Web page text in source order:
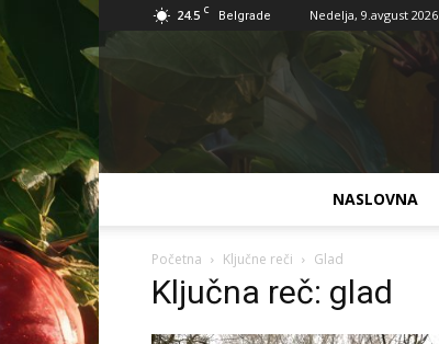
24.5 C Belgrade Nedelja, 9.avgust 2026
NASLOVNA
Početna Ključne reči Glad
Ključna reč: glad